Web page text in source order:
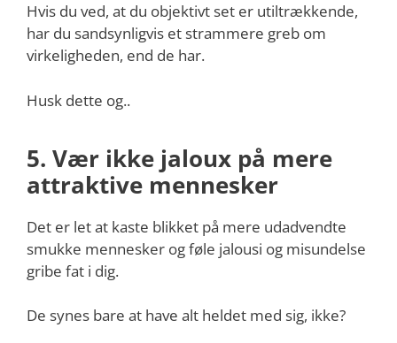
Hvis du ved, at du objektivt set er utiltrækkende,
har du sandsynligvis et strammere greb om
virkeligheden, end de har.
Husk dette og..
5. Vær ikke jaloux på mere
attraktive mennesker
Det er let at kaste blikket på mere udadvendte
smukke mennesker og føle jalousi og misundelse
gribe fat i dig.
De synes bare at have alt heldet med sig, ikke?